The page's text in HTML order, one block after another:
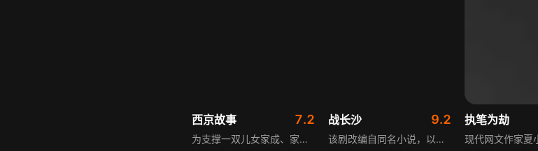
西京故事 7.2
为支撑一双儿女家成、家秀的“求学大业”，一家之主罗天福携妻子慧娟进了西京城。在西京城里，罗天福见证了身边的小人物们在大城市的生存之难，自身也经历了种种艰辛：饼铺生意屡屡受挫，妻子慧娟不满他“固执守旧”的经营方式闹起分居，儿子家成无法适应从乡村到城市的生活状况不断离校出走，重重打击不断袭来，使他头一次对自己坚守多年的人生观和价值观产生怀疑。自己这样做究竟是对是错，城市是不是真的不适合他这种“坚持老一套”的人生存。女儿家秀的支持鼓励使罗天福重拾信心，那些曾经接受罗天福帮助的人也反过来帮助他，纠缠不清的矛盾随之一一化解。罗家人终于在西京这座大城扎下了根，向着美好的未来继续前行。该剧围绕农村家庭在城市的奋斗历程展开，展现了小人物的坚韧与善良，充满了励志色彩与现实关怀。
战长沙 9.2
该剧改编自同名小说，以中国近代史上著名的“长沙会战”为背景，借由长沙城一户普通胡姓人家在战争中的命运浮沉，展现战火的无情以及在日军铁蹄侵略下中华儿女奋起抗战的不屈精神。1938年10月日军攻陷武汉，长沙危在旦夕，城中茶园巷的胡家人在孙女婿薛君山的支持下，为最宠爱的龙凤胎湘湘和小满安排退路。薛君山先将湘湘介绍给留洋归来保卫长沙的顾清明，可惜二人一见面便势同水火，薛君山只好另选人家。湘湘订婚当日，蒋介石密令火烧长沙，因指挥失当酿成巨大灾难，繁华古城毁于一旦，很多人包括湘湘的未婚夫一家被活活烧死。焦土上，各地英雄儿女齐聚长沙，和湖南人民一起阻挡敌人铁蹄，胡家人也在劫难中演绎了一幕幕悲欢离合。
执笔为劫